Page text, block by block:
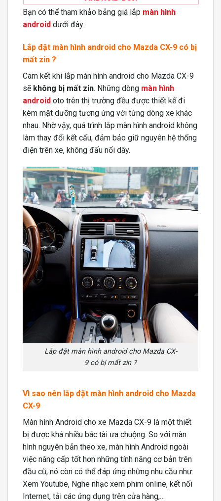
Bạn có thể tham khảo bảng giá lắp màn hình
android dưới đây:
Lắp đặt màn hình android cho Mazda CX-9 có bị
mất zin ?
Cam kết khi lắp màn hình android cho Mazda CX-9
sẽ không bị mất zin. Những dòng màn hình
android oto trên thị trường đều được thiết kế đi
kèm mặt dưỡng tương ứng với từng dòng xe khác
nhau. Nhờ vậy, quá trình lắp màn hình android không
làm thay đổi kết cấu, đảm bảo giữ nguyên hệ thống
điện trên xe, không đấu nối dây.
Lắp đặt màn hình android cho Mazda CX-
9 có bị mất zin ?
Vì sao nên lắp đặt màn hình android cho Mazda
CX-9
Màn hình Android cho xe Mazda CX-9 là một thiết
bị được khá nhiều bác tài ưa chuộng. So với màn
hình nguyên bản theo xe, màn hình Android ngoài
việc nâng cấp tốt hơn những tính năng cơ bản trên
đầu cũ, nó còn có thể đáp ứng những nhu cầu như:
Xem Youtube, Nghe nhạc xem phim online, kết nối
Internet, tải các ứng dụng trên cửa hàng,…